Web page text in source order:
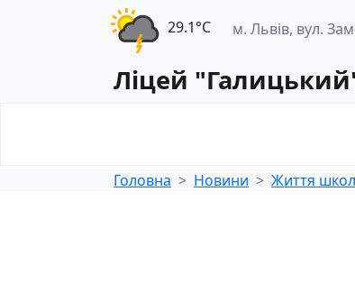
29.1°С м. Львів, вул.
Ліцей
Головна
Новини Життя